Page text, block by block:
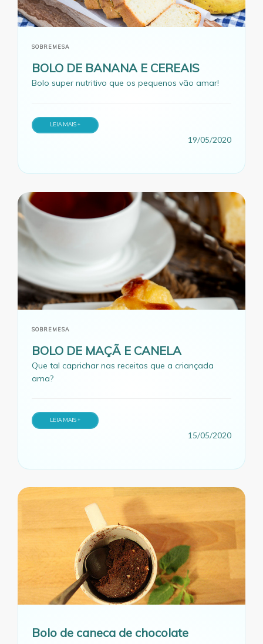
SOBREMESA
BOLO DE BANANA E CEREAIS
Bolo super nutritivo que os pequenos vão amar!
LEIA MAIS +
19/05/2020
SOBREMESA
BOLO DE MAÇÃ E CANELA
Que tal caprichar nas receitas que a criançada
ama?
LEIA MAIS +
15/05/2020
Bolo de caneca de chocolate